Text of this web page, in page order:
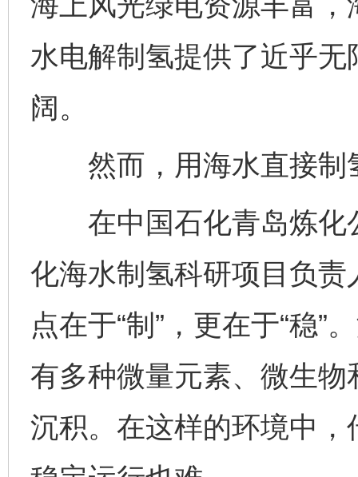
水电解制氢提供了近乎
阔。
然而，用海水直接制
在中国石化青岛炼化
化海水制氢科研项目负
点在于“制”，更在于“稳”
有多种微量元素、微生
沉积。在这样的环境中